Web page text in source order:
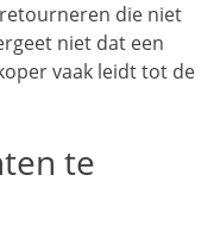
die niet
niet dat een
vaak leidt tot de
te